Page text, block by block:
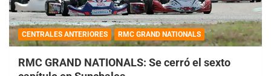
CENTRALES ANTERIORES RMC GRAND NATIONALS
RMC GRAND NATIONALS: Se cerró el sexto